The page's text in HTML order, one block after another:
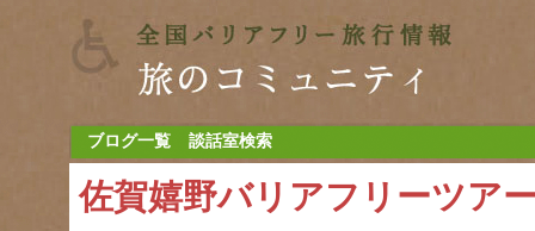
ブログ一覧 談話室検索
佐賀嬉野バリアフリーツア